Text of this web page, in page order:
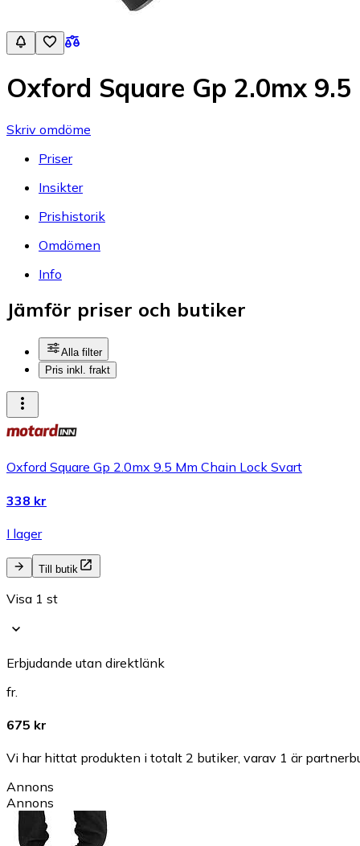
Oxford Square Gp 2.0mx 9.5
Skriv omdöme
Priser
Insikter
Prishistorik
Omdömen
Info
Jämför priser och butiker
Alla filter
Pris inkl. frakt
Oxford Square Gp 2.0mx 9.5 Mm Chain Lock Svart
338 kr
I lager
Till butik
Visa 1 st
Erbjudande utan direktlänk
fr.
675 kr
Vi har hittat produkten i totalt 2 butiker, varav 1 är
Annons
Annons